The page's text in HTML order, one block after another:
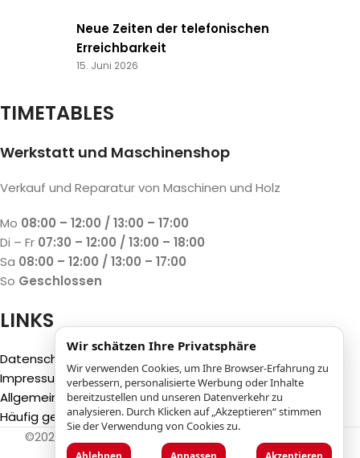
Neue Zeiten der telefonischen
Erreichbarkeit
15. Juni 2026
TIMETABLES
Werkstatt und Maschinenshop
Verkauf und Reparatur von Maschinen und Holz
Mo 08:00 – 12:00 / 13:00 – 17:00
Di – Fr 07:30 – 12:00 / 13:00 – 18:00
Sa 08:00 – 12:00 / 13:00 – 17:00
So Geschlossen
LINKS
Datenschutzbestimmungen
Impressum
Allgemeine Geschäftsbedingungen (AGB)
Häufig gestellte Fragen (FAQ)
©2025
Luca Castelli SA- Via San Gottardo 28 - 6532
Wir schätzen Ihre Privatsphäre
Wir verwenden Cookies, um Ihre Browser-Erfahrung zu
verbessern, personalisierte Werbung oder Inhalte
bereitzustellen und unseren Datenverkehr zu
analysieren. Durch Klicken auf „Akzeptieren“ stimmen
Sie der Verwendung von Cookies zu.